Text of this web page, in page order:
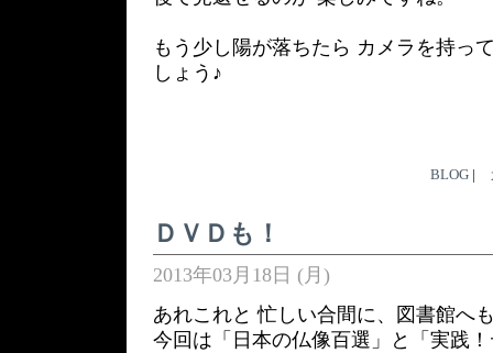
もう少し陽が落ちたら カメラを持っ
しょう♪
BLOG |
ＤＶＤも！
2013年03月18日 (月)
あれこれと 忙しい合間に、図書館へ
今回は「日本の仏像百選」と「実践